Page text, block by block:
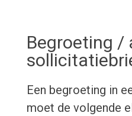
Begroeting /
Een begroeting in
moet de volgende